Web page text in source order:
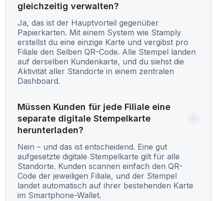
gleichzeitig verwalten?
Ja, das ist der Hauptvorteil gegenüber
Papierkarten. Mit einem System wie Stamply
erstellst du eine einzige Karte und vergibst pro
Filiale den Selben QR-Code. Alle Stempel landen
auf derselben Kundenkarte, und du siehst die
Aktivität aller Standorte in einem zentralen
Dashboard.
Müssen Kunden für jede Filiale eine
separate digitale Stempelkarte
herunterladen?
Nein – und das ist entscheidend. Eine gut
aufgesetzte digitale Stempelkarte gilt für alle
Standorte. Kunden scannen einfach den QR-
Code der jeweiligen Filiale, und der Stempel
landet automatisch auf ihrer bestehenden Karte
im Smartphone-Wallet.